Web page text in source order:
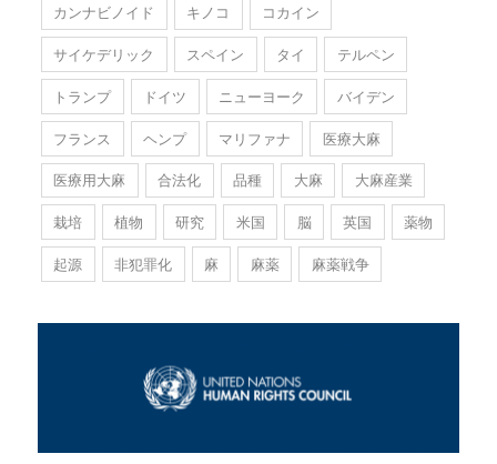
カンナビノイド
キノコ
コカイン
サイケデリック
スペイン タイ
テルペン
トランプ
ドイツ ニューヨーク
バイデン
フランス
ヘンプ マリファナ
医療大麻
医療用大麻
合法化 品種 大麻
大麻産業
栽培
植物 研究 米国 脳 英国
薬物
起源
非犯罪化 麻 麻薬 麻薬戦争